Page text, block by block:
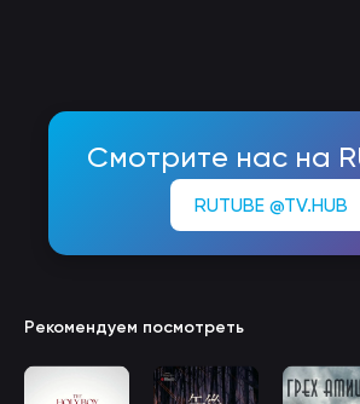
Смотрите нас на
RUTUBE @TV.HUB
Рекомендуем посмотреть